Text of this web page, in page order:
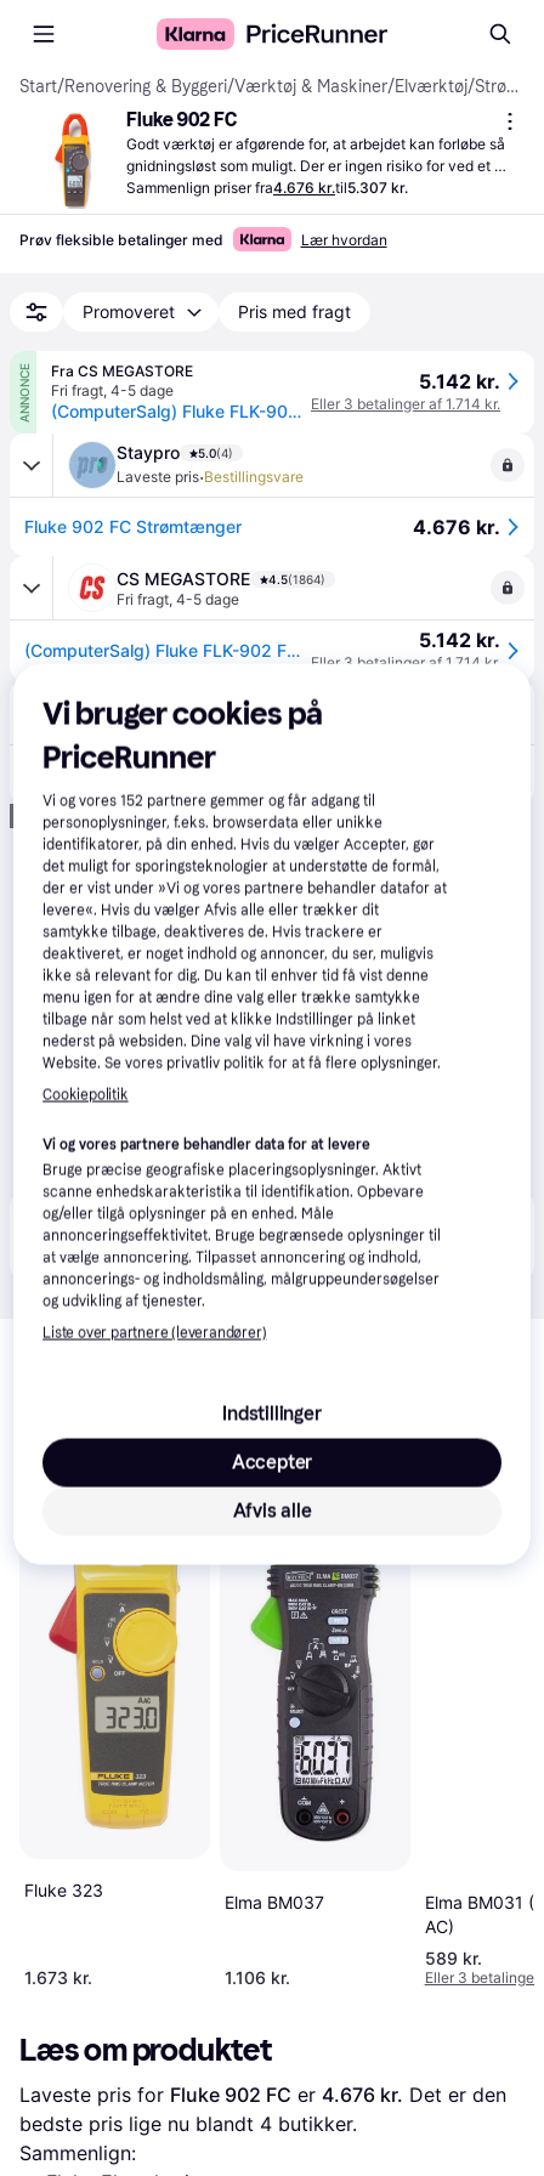
Start/Renovering & Byggeri/Værktøj & Maskiner/Elværktøj/ Strømtænger
Fluke 902 FC
Godt ​​værktøj er afgørende for, at arbejdet kan forløbe så
gnidningsløst som muligt. Der er ingen risiko for ved et
uheld at indånde udstødningsgasser, da den her model
kører på batterier.
Sammenlign priser fra4.676 kr.til5.307 kr.
Prøv fleksible betalinger med Lær hvordan
Promoveret Pris med fragt
ANNONCE
Fra CS MEGASTORE
Fri fragt, 4-5 dage
(ComputerSalg) Fluke FLK-902 FC, CAT III 600V, CAT IV 300V, Alkaline, 419 g, Grå, Gul
5.142 kr.
Eller 3 betalinger af 1.714 kr.
Staypro 5.0(4)
Laveste pris·Bestillingsvare
Fluke 902 FC Strømtænger 4.676 kr.
CS MEGASTORE 4.5(1864)
Fri fragt, 4-5 dage
(ComputerSalg) Fluke FLK-902 FC, CAT III 600V, CAT IV 300V, Alkaline, 419 g, Grå, Gul 5.142 kr.
Eller 3 betalinger af 1.714 kr.
Bels.dk
Bestillingsvare
Fluke connect tangmeter 902fc.
Annonce
Produktet fås også hos 1 butik, som ikke er betalende
kunde i denne kategori.
Relaterede produkter
Trender
Fluke 323
1.673 kr.
Trender
Elma BM037
1.106 kr.
-145 kr.
Elma BM031
AC)
589 kr.
Eller 3 betalinger
Læs om produktet
Laveste pris for Fluke 902 FC er 4.676 kr. Det er den
bedste pris lige nu blandt 4 butikker.
Sammenlign:
Vi bruger cookies på
PriceRunner
Vi og vores152 partnere gemmer og får adgang til
personoplysninger, f.eks. browserdata eller unikke
identifikatorer, på din enhed. Hvis du vælger Accepter, gør
det muligt for sporingsteknologier at understøtte de formål,
der er vist under »Vi og vores partnere behandler datafor at
levere«. Hvis du vælger Afvis alle eller trækker dit
samtykke tilbage, deaktiveres de. Hvis trackere er
deaktiveret, er noget indhold og annoncer, du ser, muligvis
ikke så relevant for dig. Du kan til enhver tid få vist denne
menu igen for at ændre dine valg eller trække samtykke
tilbage når som helst ved at klikke Indstillinger på linket
nederst på websiden. Dine valg vil have virkning i vores
Website. Se vores privatliv politik for at få flere oplysninger.
Cookiepolitik
Vi og vores partnere behandler data for at levere
Bruge præcise geografiske placeringsoplysninger. Aktivt
scanne enhedskarakteristika til identifikation. Opbevare
og/eller tilgå oplysninger på en enhed. Måle
annonceringseffektivitet. Bruge begrænsede oplysninger til
at vælge annoncering. Tilpasset annoncering og indhold,
annoncerings- og indholdsmåling, målgruppeundersøgelser
og udvikling af tjenester.
Liste over partnere (leverandører)
Indstillinger
Afvis alle
Accepter